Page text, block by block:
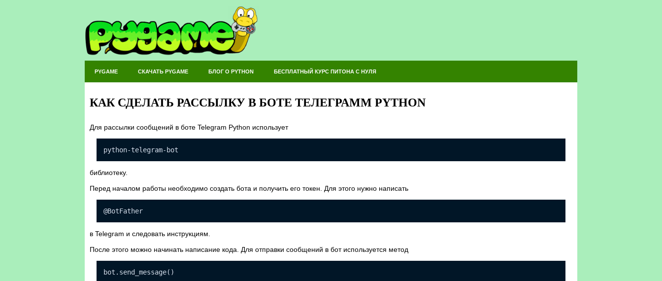
PYGAME СКАЧАТЬ PYGAME БЛОГ О PYTHON БЕСПЛАТНЫЙ КУРС ПИТОНА С НУЛЯ
КАК СДЕЛАТЬ РАССЫЛКУ В БОТЕ ТЕЛЕГРАММ PYTHON
Для рассылки сообщений в боте Telegram Python использует
python-telegram-bot
библиотеку.
Перед началом работы необходимо создать бота и получить его токен. Для этого нужно написать
@BotFather
в Telegram и следовать инструкциям.
После этого можно начинать написание кода. Для отправки сообщений в бот используется метод
bot.send_message()